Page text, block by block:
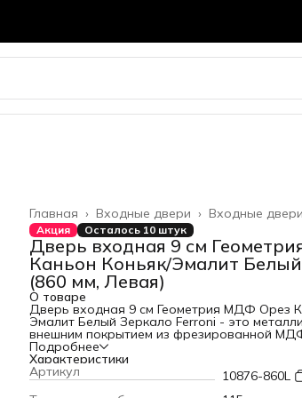
Входные двери
Входные двери ›
Главная ›
Акция Осталось 10 штук
Дверь входная 9 см
Каньон Коньяк/Эмалит
(860 мм, Левая)
О товаре
Дверь входная 9 см Геометрия МДФ Орез
Эмалит Белый Зеркало Ferroni - это
внешним покрытием из фрезированной
"Орез Каньон Коньяк" и внутренней
фрезерованной МДФ-панель 10 мм в цвете
накладным зеркалом с защитной пленкой.
полотна и короба 110 мм и 115 мм
Подробнее
Характеристики
Артикул
10876-860L